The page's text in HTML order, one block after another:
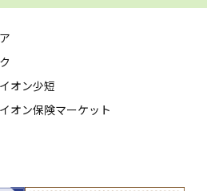
オン少短
オン保険マーケット